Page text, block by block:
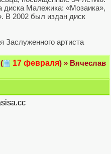
диска Малежика: «Мозаика»,
В 2002 был издан диск
Заслуженного артиста
( 17 февраля) » Вячеслав